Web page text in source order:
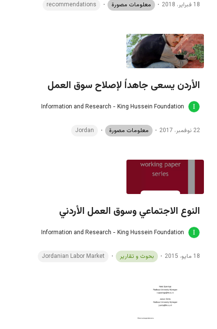
18 فبراير، 2018 معلومات مصورة recommendations
الأردن يسعى جاهداً لإصلاح سوق العمل
Information and Research - King Hussein Foundation
22 نوفمبر، 2017 معلومات مصورة Jordan
النوع الاجتماعي وسوق العمل الأردني
Information and Research - King Hussein Foundation
18 مايو، 2015 بحوث و تقارير Jordanian Labor Market